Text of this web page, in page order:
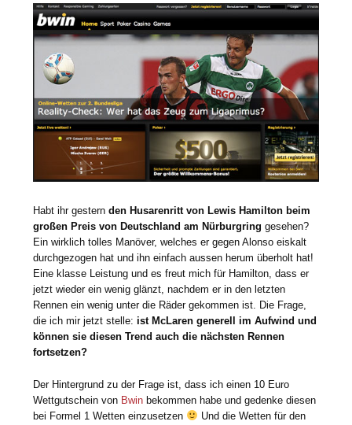
Habt ihr gesternden Husarenritt von Lewis Hamilton beim
großen Preis von Deutschland am Nürburgring gesehen?
Ein wirklich tolles Manöver, welches er gegen Alonso eiskalt
durchgezogen hat und ihn einfach aussen herum überholt hat!
Eine klasse Leistung und es freut mich für Hamilton, dass er
jetzt wieder ein wenig glänzt, nachdem er in den letzten
Rennen ein wenig unter die Räder gekommen ist. Die Frage,
die ich mir jetzt stelle: ist McLaren generell im Aufwind und
können sie diesen Trend auch die nächsten Rennen
fortsetzen?
Der Hintergrund zu der Frage ist, dass ich einen 10 Euro
Wettgutschein von Bwin bekommen habe und gedenke diesen
bei Formel 1 Wetten einzusetzen
Und die Wetten für den